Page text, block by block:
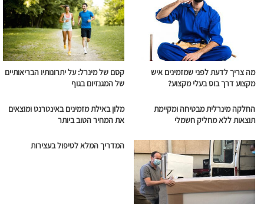
מה צריך לדעת לפני שמזמינים איש
מקצוע דרך בוס בעלי מקצוע?
קסם של מינרל: על יתרונותיו הבריאותיים
של המגנזיום בגוף
החלקה מינרלית מבטיחה ומקיימת
תוצאות ללא מחליק חשמלי
מלון באילת מזמינים באינטרנט ומוצאים
את המחיר הטוב ביותר
המדריך המלא לטיפול בעצירות